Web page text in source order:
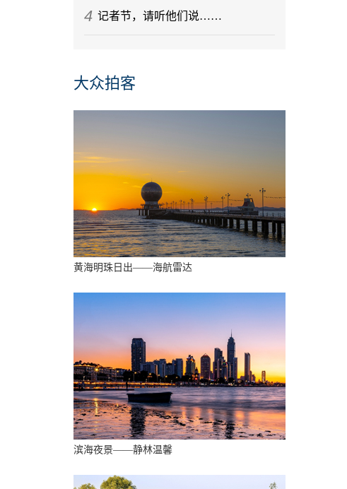
4 记者节，请听他们说……
大众拍客
黄海明珠日出——海航雷达
滨海夜景——静林温馨